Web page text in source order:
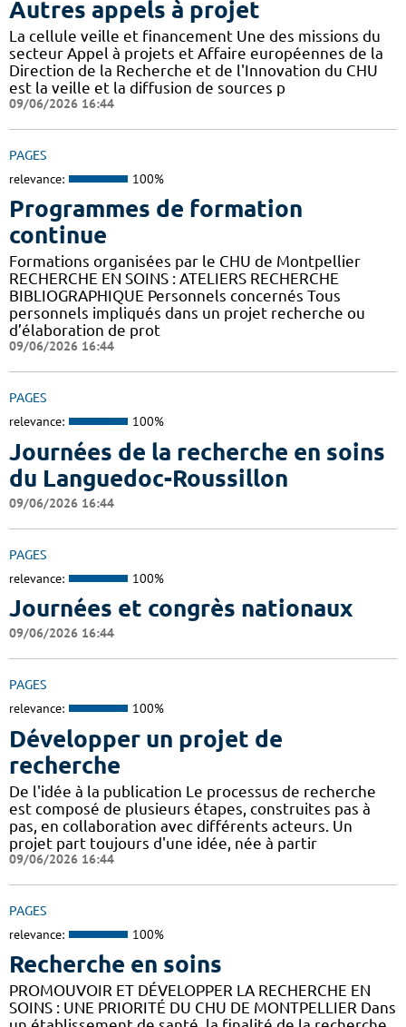
Autres appels à projet
La cellule veille et financement Une des missions du
secteur Appel à projets et Affaire européennes de la
Direction de la Recherche et de l'Innovation du CHU
est la veille et la diffusion de sources p
09/06/2026 16:44
PAGES
relevance: 100%
Programmes de formation
continue
Formations organisées par le CHU de Montpellier
RECHERCHE EN SOINS : ATELIERS RECHERCHE
BIBLIOGRAPHIQUE Personnels concernés Tous
personnels impliqués dans un projet recherche ou
d’élaboration de prot
09/06/2026 16:44
PAGES
relevance: 100%
Journées de la recherche en soins
du Languedoc-Roussillon
09/06/2026 16:44
PAGES
relevance: 100%
Journées et congrès nationaux
09/06/2026 16:44
PAGES
relevance: 100%
Développer un projet de
recherche
De l'idée à la publication Le processus de recherche
est composé de plusieurs étapes, construites pas à
pas, en collaboration avec différents acteurs. Un
projet part toujours d'une idée, née à partir
09/06/2026 16:44
PAGES
relevance: 100%
Recherche en soins
PROMOUVOIR ET DÉVELOPPER LA RECHERCHE EN
SOINS : UNE PRIORITÉ DU CHU DE MONTPELLIER Dans